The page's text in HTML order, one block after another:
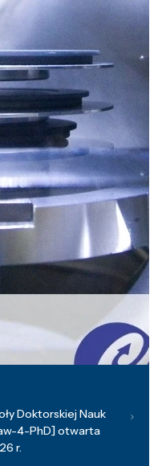
Doktorskiej Nauk
4-PhD] otwarta
r.